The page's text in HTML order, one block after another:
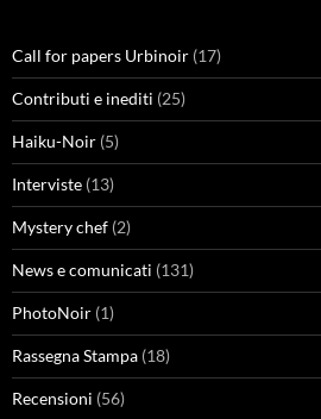
Call for papers Urbinoir (17)
Contributi e inediti (25)
Haiku-Noir (5)
Interviste (13)
Mystery chef (2)
News e comunicati (131)
PhotoNoir (1)
Rassegna Stampa (18)
Recensioni (56)